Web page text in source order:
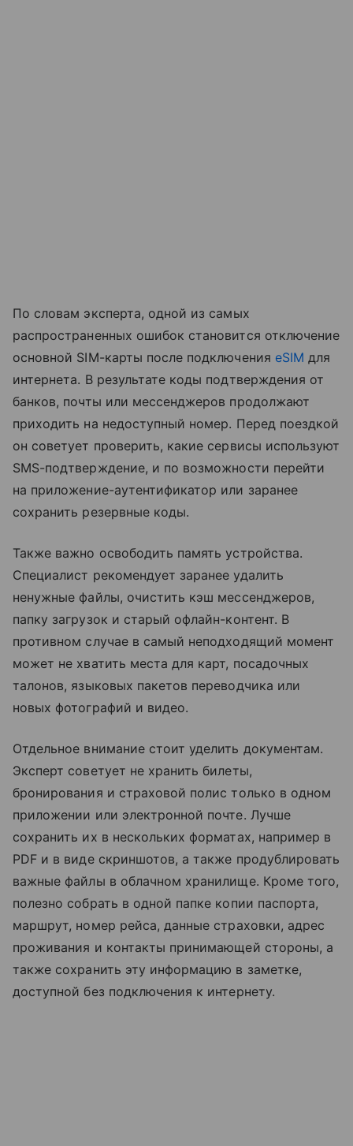
По словам эксперта, одной из самых
распространенных ошибок становится отключение
основной SIM-карты после подключения eSIM для
интернета. В результате коды подтверждения от
банков, почты или мессенджеров продолжают
приходить на недоступный номер. Перед поездкой
он советует проверить, какие сервисы используют
SMS-подтверждение, и по возможности перейти
на приложение-аутентификатор или заранее
сохранить резервные коды.
Также важно освободить память устройства.
Специалист рекомендует заранее удалить
ненужные файлы, очистить кэш мессенджеров,
папку загрузок и старый офлайн-контент. В
противном случае в самый неподходящий момент
может не хватить места для карт, посадочных
талонов, языковых пакетов переводчика или
новых фотографий и видео.
Отдельное внимание стоит уделить документам.
Эксперт советует не хранить билеты,
бронирования и страховой полис только в одном
приложении или электронной почте. Лучше
сохранить их в нескольких форматах, например в
PDF и в виде скриншотов, а также продублировать
важные файлы в облачном хранилище. Кроме того,
полезно собрать в одной папке копии паспорта,
маршрут, номер рейса, данные страховки, адрес
проживания и контакты принимающей стороны, а
также сохранить эту информацию в заметке,
доступной без подключения к интернету.